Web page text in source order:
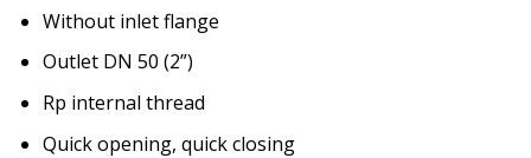
Without inlet flange
Outlet DN 50 (2”)
Rp internal thread
Quick opening, quick closing